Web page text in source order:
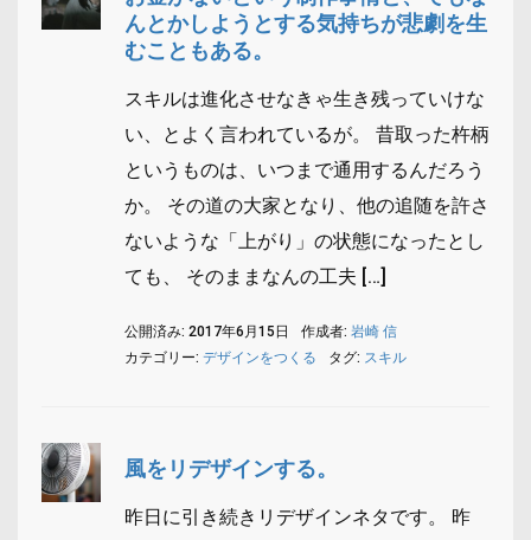
んとかしようとする気持ちが悲劇を生
むこともある。
スキルは進化させなきゃ生き残っていけな
い、とよく言われているが。 昔取った杵柄
というものは、いつまで通用するんだろう
か。 その道の大家となり、他の追随を許さ
ないような「上がり」の状態になったとし
ても、 そのままなんの工夫 […]
公開済み: 2017年6月15日 作成者: 岩崎 信
カテゴリー: デザインをつくる タグ: スキル
風をリデザインする。
昨日に引き続きリデザインネタです。 昨